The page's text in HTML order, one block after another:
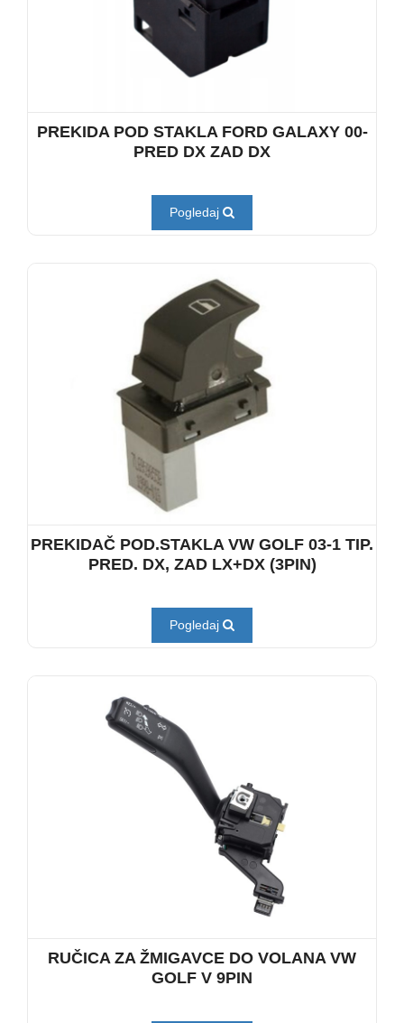
PREKIDA POD STAKLA FORD GALAXY 00-
PRED DX ZAD DX
Pogledaj
PREKIDAČ POD.STAKLA VW GOLF 03-1 TIP.
PRED. DX, ZAD LX+DX (3PIN)
Pogledaj
RUČICA ZA ŽMIGAVCE DO VOLANA VW
GOLF V 9PIN